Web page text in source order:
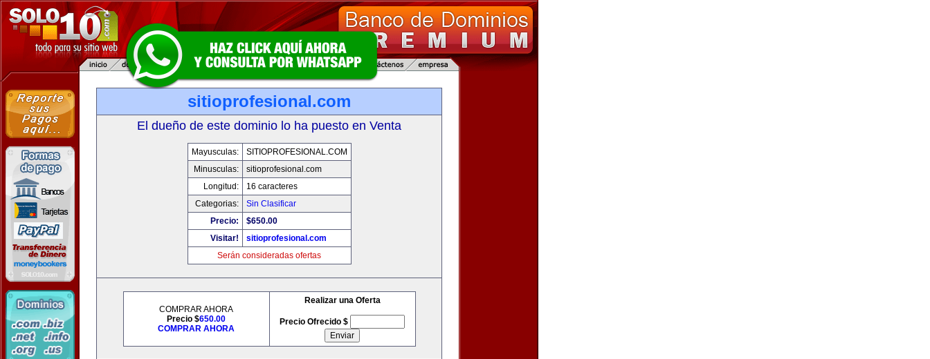
sitioprofesional.com
El dueño de este dominio lo ha puesto en Venta
Mayusculas:
SITIOPROFESIONAL.COM
Minusculas:
sitioprofesional.com
Longitud:
16 caracteres
Categorias:
Sin Clasificar
Precio:
$650.00
Visitar!
sitioprofesional.com
Serán consideradas ofertas
COMPRAR AHORA
Precio $650.00
COMPRAR AHORA
Realizar una Oferta
Precio Ofrecido $